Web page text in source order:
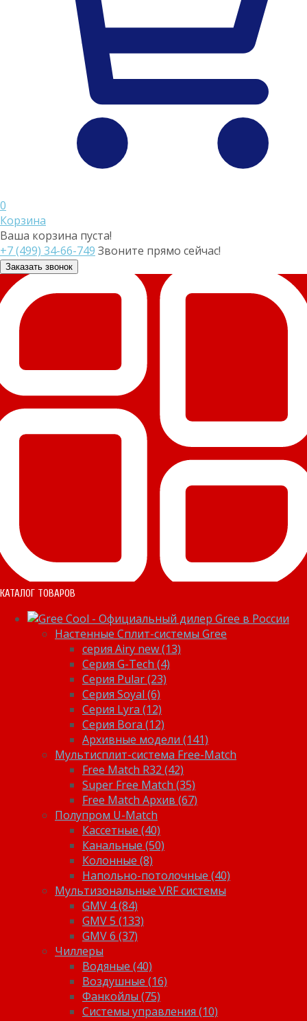
0
Корзина
Ваша корзина пуста!
+7 (499) 34-66-749 Звоните прямо сейчас!
Заказать звонок
КАТАЛОГ ТОВАРОВ
Настенные Сплит-системы Gree
серия Airy new (13)
Серия G-Tech (4)
Серия Pular (23)
Cерия Soyal (6)
Серия Lyra (12)
Серия Bora (12)
Архивные модели (141)
Мультисплит-система Free-Match
Free Match R32 (42)
Super Free Match (35)
Free Match Архив (67)
Полупром U-Match
Кассетные (40)
Канальные (50)
Колонные (8)
Напольно-потолочные (40)
Мультизональные VRF системы
GMV 4 (84)
GMV 5 (133)
GMV 6 (37)
Чиллеры
Водяные (40)
Воздушные (16)
Фанкойлы (75)
Системы управления (10)